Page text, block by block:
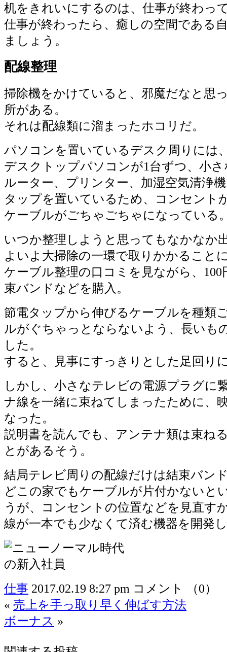
机をきれいにするのは、仕事が終わっ
仕事が終わったら、癒しの空間である
ましょう。
配線整理
掃除機をかけていると、邪魔だなと思
所がある。
それは配線類に溜まったホコリだ。
パソコンを置いているデスク周りには
デスクトップパソコンが1台ずつ、小
ルーター、プリンター、加湿空気清浄
タップを置いているため、コンセント
ケーブルがごちゃごちゃになっている
いつか整理しようと思ってもなかなか
よいよ大掃除の一環で取りかかること
ケーブル整理の口コミを見ながら、100
束バンドなどを購入。
節電タップから伸びるケーブルを種類
ルがぐちゃっとならないよう、長いも
した。
すると、見事にすっきりとした足回り
しかし、小さなテレビの電源プラグに
ナ線を一緒に束ねてしまったために、
なった。
説明書を読んでも、アンテナ類は束ね
とがあるそう。
結局テレビ周りの配線だけは結束バン
どこの家でもケーブルが片付かないと
うが、コンセントの位置などを見直す
線が一本でも少なくて済む機器を開発
仕事 2017.02.19 8:27 pm コメント （0）
« 売上を手っ取り早く伸ばす方法
ボーナス »